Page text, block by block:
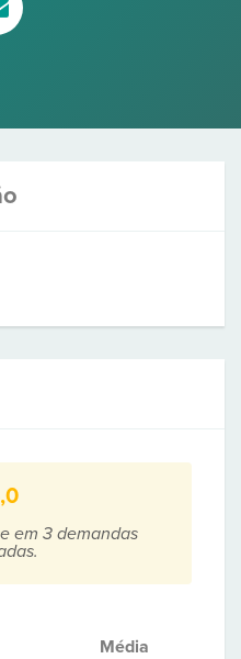
em 3 demandas
Média